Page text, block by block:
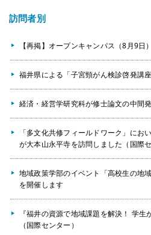
訪問者別
【再掲】オープンキャンパス（8月9
福井県による「子宮頸がん検診啓発講
経済・経営学研究科が修士論文の中間
「多文化共修フィールドワーク」にお
が大本山永平寺を訪問しました（国際セ
地域政策学部のイベント「高校生の地
を開催します
『福井の資源で地域課題を解決！ 学生
（国際センター）